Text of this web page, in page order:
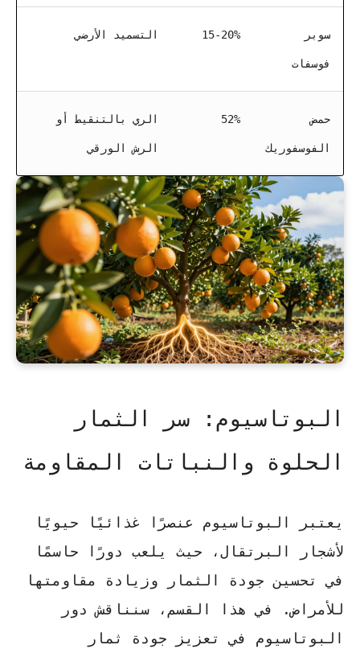
سوبر
فوسفات
15-20% التسميد الأرضي
حمض
الفوسفوريك
52% الري بالتنقيط أو
الرش الورقي
البوتاسيوم: سر الثمار
الحلوة والنباتات المقاومة
يعتبر البوتاسيوم عنصرًا غذائيًا حيويًا
لأشجار البرتقال، حيث يلعب دورًا حاسمًا
في تحسين جودة الثمار وزيادة مقاومتها
للأمراض. في هذا القسم، سنناقش دور
البوتاسيوم في تعزيز جودة ثمار